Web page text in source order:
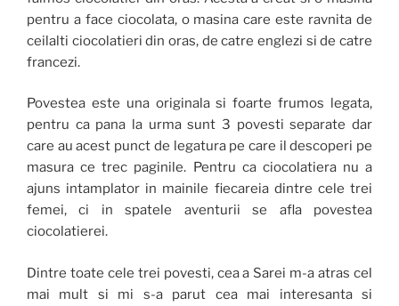
pentru a face ciocolata, o masina care este ravnita de
ceilalti ciocolatieri din oras, de catre englezi si de catre
francezi.
Povestea este una originala si foarte frumos legata,
pentru ca pana la urma sunt 3 povesti separate dar
care au acest punct de legatura pe care il descoperi pe
masura ce trec paginile. Pentru ca ciocolatiera nu a
ajuns intamplator in mainile fiecareia dintre cele trei
femei, ci in spatele aventurii se afla povestea
ciocolatierei.
Dintre toate cele trei povesti, cea a Sarei m-a atras cel
mai mult si mi s-a parut cea mai interesanta si